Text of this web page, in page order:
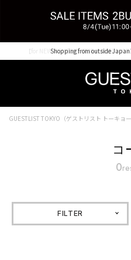
Shopping from outside
【for NEW MEMBER】新規会員様
GUESTLIST TOKYO（ゲストリスト トーキョ
コ
0
FILTER